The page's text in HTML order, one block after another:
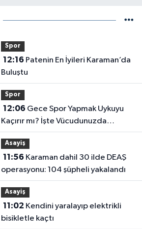
Spor
12:16
Buluştu
Spor
12:06
Kaçırır mı? İşte Vücudunuzda
Yaşananlar!
Asayiş
11:56
operasyonu: 104 şüpheli yakalandı
Asayiş
11:02
bisikletle kaçtı